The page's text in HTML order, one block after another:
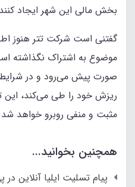
بخش مالی این شهر ایجاد
گفتنی است شرکت تتر هنوز
موضوع به اشتراک نگذاشته
صورت پیش می‌رود و در شرایطی
ریزش خود را طی می‌کند،‌
مثبت و منفی روبرو خواهد
همچنین بخوانید...
پیام تسلیت ایلیا آنلاین